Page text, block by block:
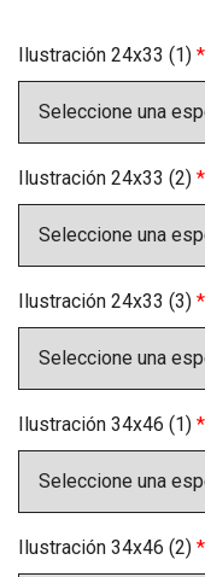
Ilustración 24x33 (1) *
Ilustración 24x33 (2) *
Ilustración 24x33 (3) *
Ilustración 34x46 (1) *
Ilustración 34x46 (2) *